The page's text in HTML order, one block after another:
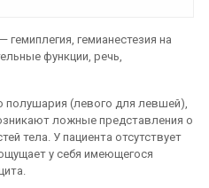
гемианестезия на
функции, речь,
полушария (левого для левшей),
ложные представления о
тела. У пациента отсутствует
у себя имеющегося